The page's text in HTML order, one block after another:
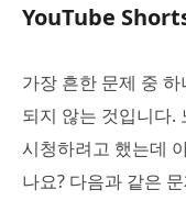
YouTube
가장 흔한 문제 중
되지 않는 것입니다.
시청하려고 했는데
나요? 다음과 같은